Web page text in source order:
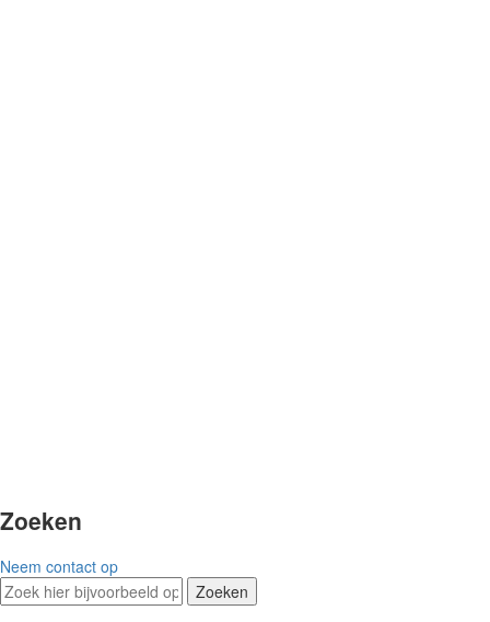
Zoeken
Neem contact op
Zoeken